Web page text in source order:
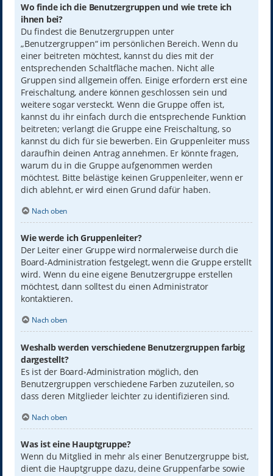
Wo finde ich die Benutzergruppen und wie trete ich
ihnen bei?
Du findest die Benutzergruppen unter
„Benutzergruppen“ im persönlichen Bereich. Wenn du
einer beitreten möchtest, kannst du dies mit der
entsprechenden Schaltfläche machen. Nicht alle
Gruppen sind allgemein offen. Einige erfordern erst eine
Freischaltung, andere können geschlossen sein und
weitere sogar versteckt. Wenn die Gruppe offen ist,
kannst du ihr einfach durch die entsprechende Funktion
beitreten; verlangt die Gruppe eine Freischaltung, so
kannst du dich für sie bewerben. Ein Gruppenleiter muss
daraufhin deinen Antrag annehmen. Er könnte fragen,
warum du in die Gruppe aufgenommen werden
möchtest. Bitte belästige keinen Gruppenleiter, wenn er
dich ablehnt, er wird einen Grund dafür haben.
Nach oben
Wie werde ich Gruppenleiter?
Der Leiter einer Gruppe wird normalerweise durch die
Board-Administration festgelegt, wenn die Gruppe erstellt
wird. Wenn du eine eigene Benutzergruppe erstellen
möchtest, dann solltest du einen Administrator
kontaktieren.
Nach oben
Weshalb werden verschiedene Benutzergruppen farbig
dargestellt?
Es ist der Board-Administration möglich, den
Benutzergruppen verschiedene Farben zuzuteilen, so
dass deren Mitglieder leichter zu identifizieren sind.
Nach oben
Was ist eine Hauptgruppe?
Wenn du Mitglied in mehr als einer Benutzergruppe bist,
dient die Hauptgruppe dazu, deine Gruppenfarbe sowie